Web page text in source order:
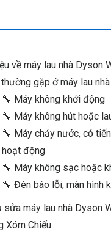
về máy lau nhà Dyson
gặp ở máy lau
🔧 Máy không khởi động
🔧 Máy không hút hoặc
🔧 Máy chảy nước, có
hoạt động
🔧 Máy không sạc hoặc
🔧 Đèn báo lỗi, màn hình
sửa máy lau nhà Dyson
Xóm Chiếu